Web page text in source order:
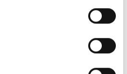
solamente nel contesto
Le immagini dei Portici di
utilizzate solamente se
Nel momento in cui
dovranno essere indicati
possono essere utilizzate